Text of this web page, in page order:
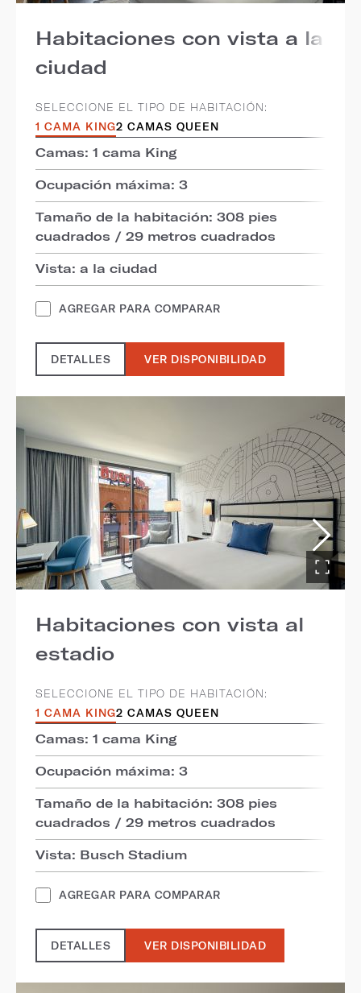
Habitaciones con vista a la
ciudad
SELECCIONE EL TIPO DE HABITACIÓN:
1 CAMA KING2 CAMAS QUEEN
Camas: 1 cama King
Ocupación máxima: 3
Tamaño de la habitación: 308 pies
cuadrados / 29 metros cuadrados
Vista: a la ciudad
AGREGAR PARA COMPARAR
DETALLES VER DISPONIBILIDAD
Habitaciones con vista al
estadio
SELECCIONE EL TIPO DE HABITACIÓN:
1 CAMA KING2 CAMAS QUEEN
Camas: 1 cama King
Ocupación máxima: 3
Tamaño de la habitación: 308 pies
cuadrados / 29 metros cuadrados
Vista: Busch Stadium
AGREGAR PARA COMPARAR
DETALLES VER DISPONIBILIDAD